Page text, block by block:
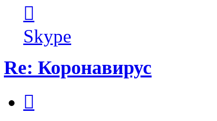
пользователя
serj364
Skype
Re: Коронавирус